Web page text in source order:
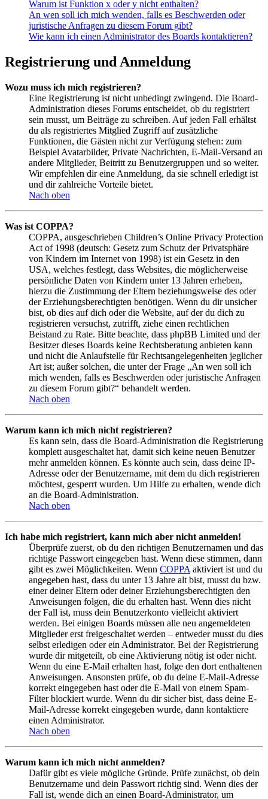
Warum ist Funktion x oder y nicht enthalten?
An wen soll ich mich wenden, falls es Beschwerden oder
juristische Anfragen zu diesem Forum gibt?
Wie kann ich einen Administrator des Boards kontaktieren?
Registrierung und Anmeldung
Wozu muss ich mich registrieren?
Eine Registrierung ist nicht unbedingt zwingend. Die Board-
Administration dieses Forums entscheidet, ob du registriert
sein musst, um Beiträge zu schreiben. Auf jeden Fall erhältst
du als registriertes Mitglied Zugriff auf zusätzliche
Funktionen, die Gästen nicht zur Verfügung stehen: zum
Beispiel Avatarbilder, Private Nachrichten, E-Mail-Versand an
andere Mitglieder, Beitritt zu Benutzergruppen und so weiter.
Wir empfehlen dir eine Anmeldung, da sie schnell erledigt ist
und dir zahlreiche Vorteile bietet.
Nach oben
Was ist COPPA?
COPPA, ausgeschrieben Children’s Online Privacy Protection
Act of 1998 (deutsch: Gesetz zum Schutz der Privatsphäre
von Kindern im Internet von 1998) ist ein Gesetz in den
USA, welches festlegt, dass Websites, die möglicherweise
persönliche Daten von Kindern unter 13 Jahren erheben,
hierzu die Zustimmung der Eltern beziehungsweise des oder
der Erziehungsberechtigten benötigen. Wenn du dir unsicher
bist, ob dies auf dich oder die Website, auf der du dich zu
registrieren versuchst, zutrifft, ziehe einen rechtlichen
Beistand zu Rate. Bitte beachte, dass phpBB Limited und der
Besitzer dieses Boards keine Rechtsberatung anbieten kann
und nicht die Anlaufstelle für Rechtsangelegenheiten jeglicher
Art ist; außer solchen, die unter der Frage „An wen soll ich
mich wenden, falls es Beschwerden oder juristische Anfragen
zu diesem Forum gibt?“ behandelt werden.
Nach oben
Warum kann ich mich nicht registrieren?
Es kann sein, dass die Board-Administration die Registrierung
komplett ausgeschaltet hat, damit sich keine neuen Benutzer
mehr anmelden können. Es könnte auch sein, dass deine IP-
Adresse oder der Benutzername, mit dem du dich registrieren
möchtest, gesperrt wurden. Um Hilfe zu erhalten, wende dich
an die Board-Administration.
Nach oben
Ich habe mich registriert, kann mich aber nicht anmelden!
Überprüfe zuerst, ob du den richtigen Benutzernamen und das
richtige Passwort eingegeben hast. Wenn diese stimmen, dann
gibt es zwei Möglichkeiten. Wenn COPPA aktiviert ist und du
angegeben hast, dass du unter 13 Jahre alt bist, musst du bzw.
einer deiner Eltern oder deiner Erziehungsberechtigten den
Anweisungen folgen, die du erhalten hast. Wenn dies nicht
der Fall ist, muss dein Benutzerkonto vielleicht aktiviert
werden. Bei einigen Boards müssen alle neu angemeldeten
Mitglieder erst freigeschaltet werden – entweder musst du dies
selbst erledigen oder ein Administrator. Bei der Registrierung
wurde dir mitgeteilt, ob eine Aktivierung nötig ist oder nicht.
Wenn du eine E-Mail erhalten hast, folge den dort enthaltenen
Anweisungen. Ansonsten prüfe, ob du deine E-Mail-Adresse
korrekt eingegeben hast oder die E-Mail von einem Spam-
Filter blockiert wurde. Wenn du dir sicher bist, dass deine E-
Mail-Adresse korrekt eingegeben wurde, dann kontaktiere
einen Administrator.
Nach oben
Warum kann ich mich nicht anmelden?
Dafür gibt es viele mögliche Gründe. Prüfe zunächst, ob dein
Benutzername und dein Passwort richtig sind. Wenn dies der
Fall ist, wende dich an einen Board-Administrator, um